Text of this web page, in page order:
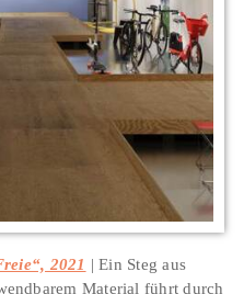
2021
Ein Steg aus
Material führt durch